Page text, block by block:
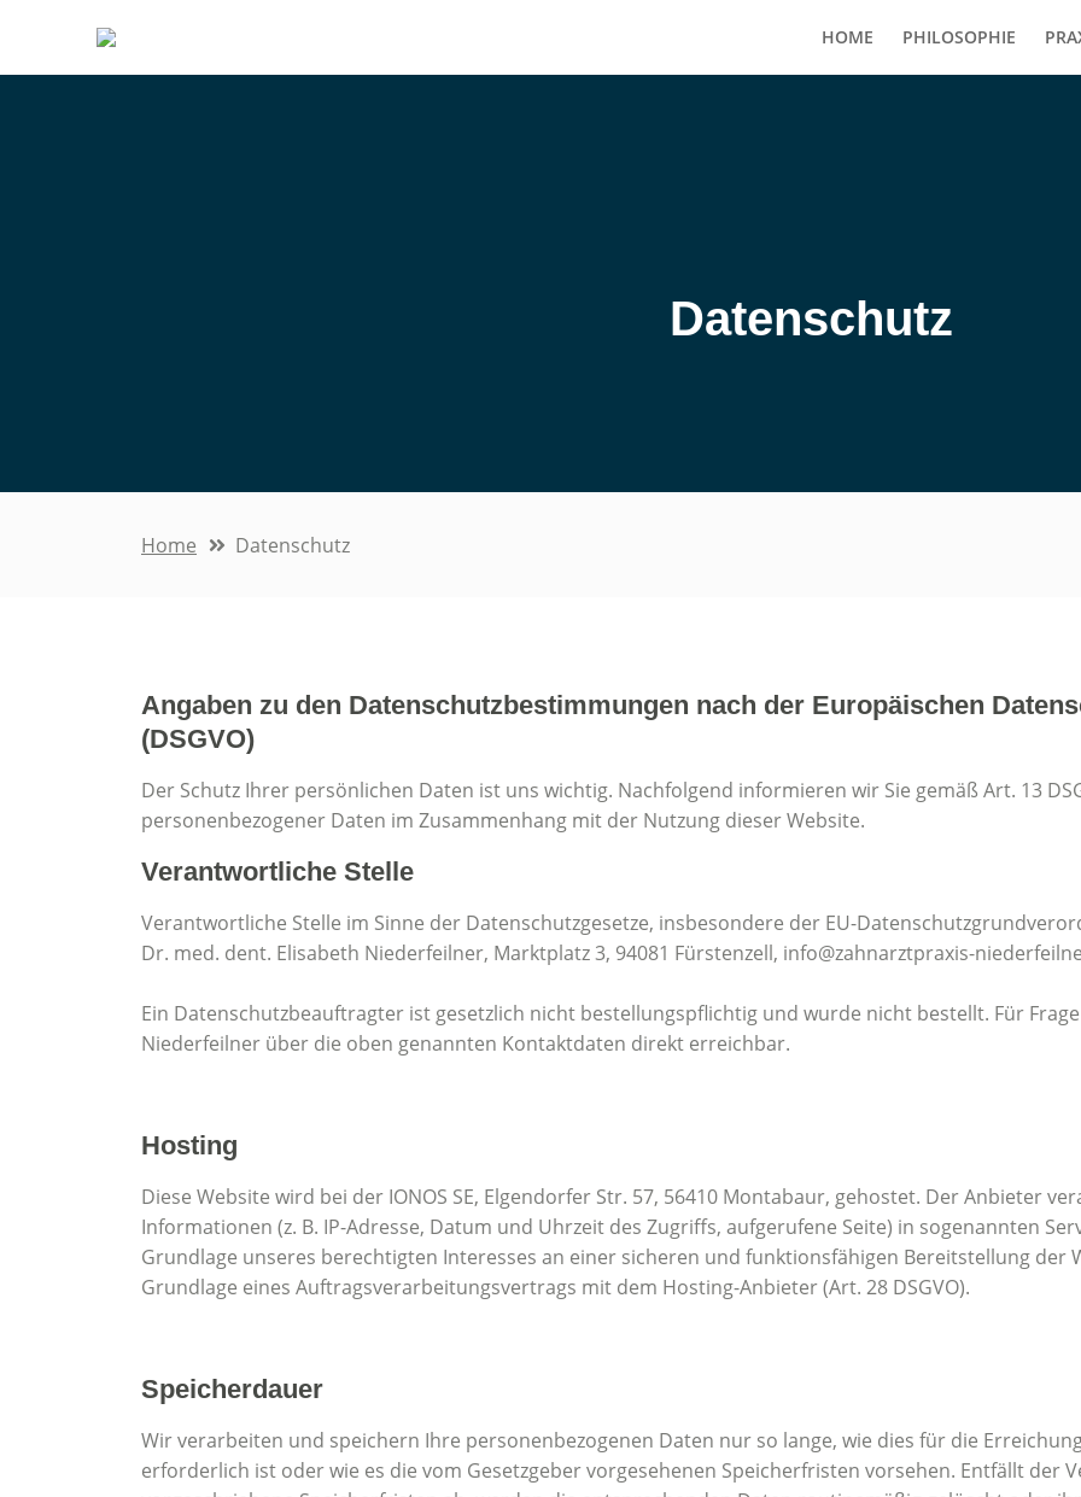
HOME(current)
PHILOSOPHIE
Datenschutz
Home Datenschutz
Angaben zu den Datenschutzbestimmungen nach der Europäischen
(DSGVO)
Der Schutz Ihrer persönlichen Daten ist uns wichtig. Nachfolgend informieren wir Sie gemäß Art. 13
personenbezogener Daten im Zusammenhang mit der Nutzung dieser Website.
Verantwortliche Stelle
Verantwortliche Stelle im Sinne der Datenschutzgesetze, insbesondere der EU-
Dr. med. dent. Elisabeth Niederfeilner, Marktplatz 3, 94081 Fürstenzell, info@zahnarztpraxis-
Ein Datenschutzbeauftragter ist gesetzlich nicht bestellungspflichtig und wurde nicht bestellt. Für
Niederfeilner über die oben genannten Kontaktdaten direkt erreichbar.
Hosting
Diese Website wird bei der IONOS SE, Elgendorfer Str. 57, 56410 Montabaur, gehostet. Der Anbieter
Informationen (z. B. IP-Adresse, Datum und Uhrzeit des Zugriffs, aufgerufene Seite) in sogenannten
Grundlage unseres berechtigten Interesses an einer sicheren und funktionsfähigen Bereitstellung der
Grundlage eines Auftragsverarbeitungsvertrags mit dem Hosting-Anbieter (Art. 28 DSGVO).
Speicherdauer
Wir verarbeiten und speichern Ihre personenbezogenen Daten nur so lange, wie dies für die
erforderlich ist oder wie es die vom Gesetzgeber vorgesehenen Speicherfristen vorsehen. Entfällt der